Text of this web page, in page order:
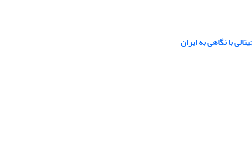
با نگاهی به ایران